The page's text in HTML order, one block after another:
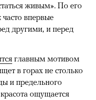
живым». По его
впервые
другими, и перед
главным мотивом
в горах не столько
и предельного
ощущается